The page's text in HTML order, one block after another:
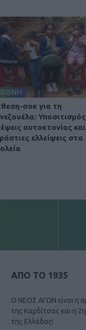
σοκ για τη
αυτοκτονίας και
ελλείψεις στα
ΑΠΟ ΤΟ 1935
Ο ΝΕΟΣ ΑΓΩΝ είναι η
της Καρδίτσας και η
της Ελλάδας!